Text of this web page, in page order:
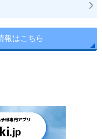
報はこちら